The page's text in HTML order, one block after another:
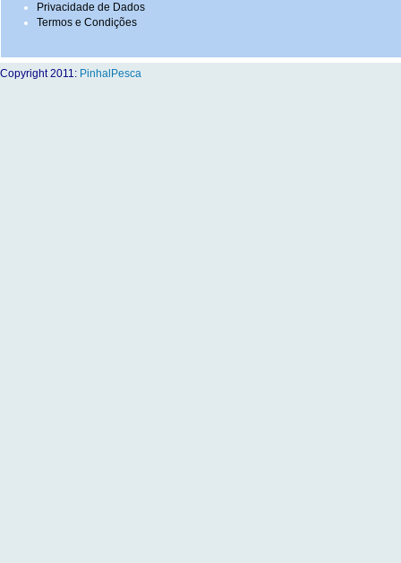
Privacidade de Dados
Termos e Condições
Copyright 2011: PinhalPesca